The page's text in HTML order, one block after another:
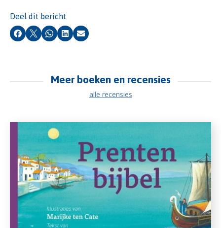
Deel dit bericht
Facebook
X Whatsapp
LinkedInE-mail
Meer boeken en recensies
alle recensies